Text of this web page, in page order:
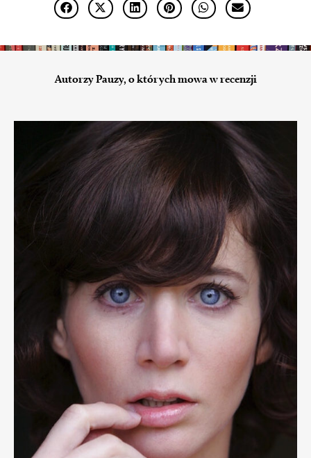
Autorzy Pauzy, o których mowa w recenzji